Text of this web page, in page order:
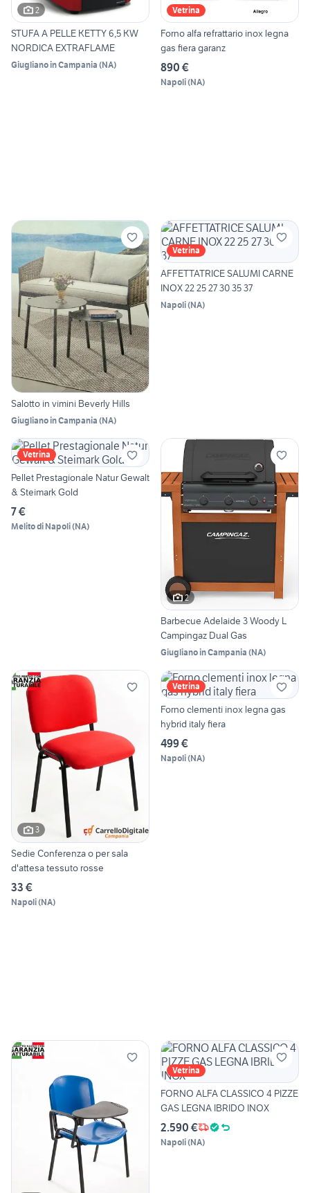
2
STUFA A PELLE KETTY 6,5 KW
NORDICA EXTRAFLAME
Giugliano in Campania (NA)
Vetrina
Forno alfa refrattario inox legna
gas fiera garanz
890 €
Napoli(NA)
Salotto in vimini Beverly Hills
Giugliano in Campania (NA)
Vetrina
AFFETTATRICE SALUMI CARNE
INOX 22 25 27 30 35 37
Napoli(NA)
Vetrina
Pellet Prestagionale Natur Gewalt
& Steimark Gold
7 €
Melito di Napoli(NA)
2
Barbecue Adelaide 3 Woody L
Campingaz Dual Gas
Giugliano in Campania (NA)
3
Sedie Conferenza o per sala
d'attesa tessuto rosse
33 €
Napoli(NA)
Vetrina
Forno clementi inox legna gas
hybrid italy fiera
499 €
Napoli(NA)
Vetrina
FORNO ALFA CLASSICO 4 PIZZE
GAS LEGNA IBRIDO INOX
2.590 €
Napoli(NA)